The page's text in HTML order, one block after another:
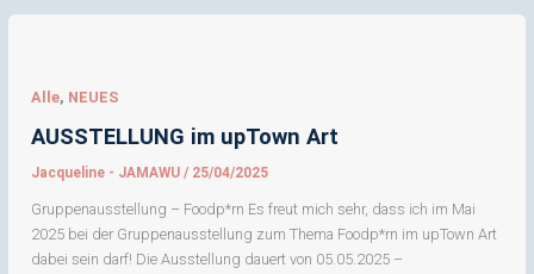
Alle, NEUES
AUSSTELLUNG im upTown Art
Jacqueline - JAMAWU/ 25/04/2025
Gruppenausstellung – Foodp*rn Es freut mich sehr, dass ich im Mai
2025 bei der Gruppenausstellung zum Thema Foodp*rn im upTown Art
dabei sein darf! Die Ausstellung dauert von 05.05.2025 –